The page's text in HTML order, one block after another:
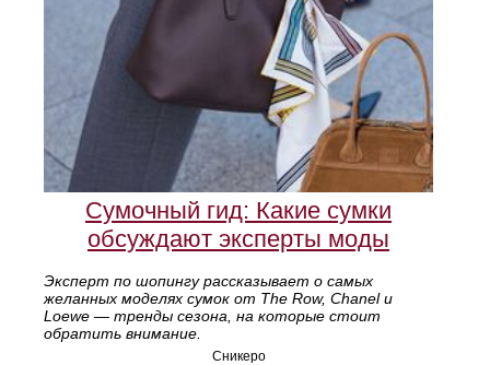
Сумочный гид: Какие сумки
обсуждают эксперты моды
Эксперт по шопингу рассказывает о самых
желанных моделях сумок от The Row, Chanel и
Loewe — тренды сезона, на которые стоит
обратить внимание.
Сникеро